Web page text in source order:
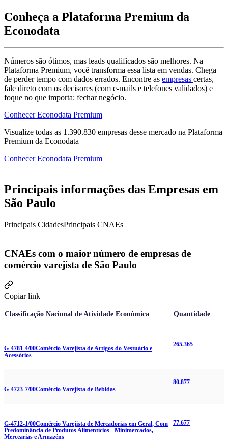
Conheça a Plataforma Premium da
Econodata
Números são ótimos, mas leads qualificados são melhores. Na
Plataforma Premium, você transforma essa lista em vendas. Chega
de perder tempo com dados errados. Encontre as empresas certas,
fale direto com os decisores (com e-mails e telefones validados) e
foque no que importa: fechar negócio.
Conhecer Econodata Premium
Visualize todas as 1.390.830 empresas desse mercado na Plataforma
Premium da Econodata
Conhecer Econodata Premium
Principais informações das Empresas em
São Paulo
Principais CidadesPrincipais CNAEs
CNAEs com o maior número de empresas de
comércio varejista de São Paulo
Copiar link
Classificação Nacional de Atividade Econômica Quantidade
G-4781-4/00Comércio Varejista de Artigos do Vestuário e
Acessórios
265.365
G-4723-7/00Comércio Varejista de Bebidas
80.877
G-4712-1/00Comércio Varejista de Mercadorias em Geral, Com
Predominância de Produtos Alimentícios - Minimercados,
Mercearias e Armazéns
77.677